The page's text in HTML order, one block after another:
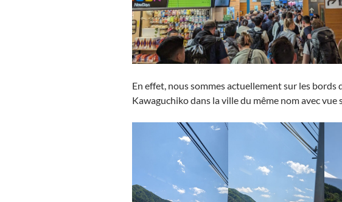
En effet, nous sommes actuellement sur les bords
Kawaguchiko dans la ville du même nom avec vue